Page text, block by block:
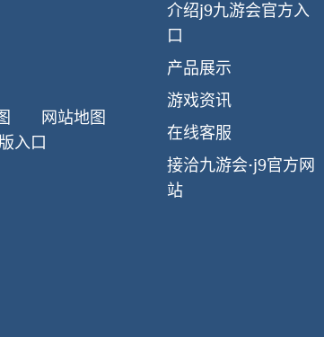
网站地图
入口
介绍j9九游会官方入
口
产品展示
游戏资讯
在线客服
接洽九游会·j9官方网
站